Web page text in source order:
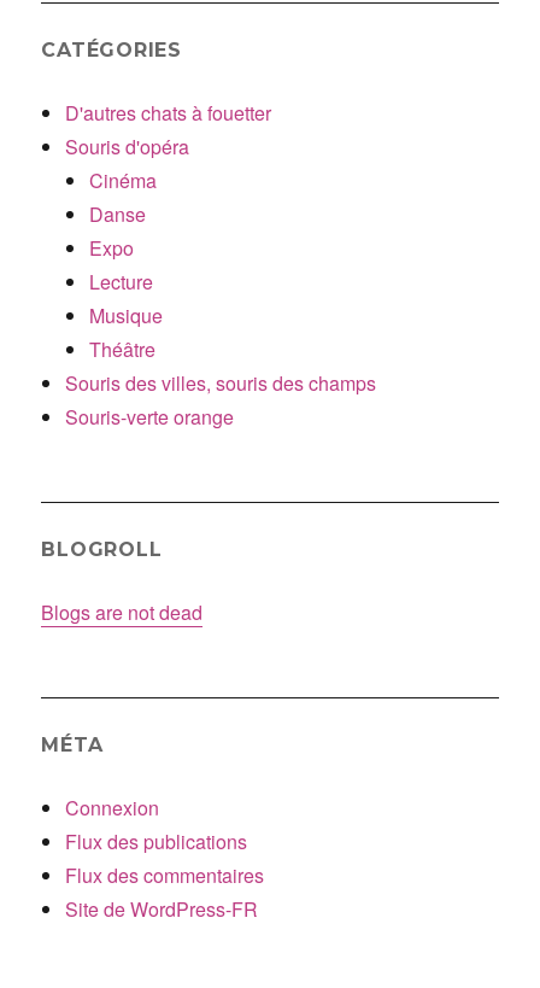
CATÉGORIES
D'autres chats à fouetter
Souris d'opéra
Cinéma
Danse
Expo
Lecture
Musique
Théâtre
Souris des villes, souris des champs
Souris-verte orange
BLOGROLL
Blogs are not dead
MÉTA
Connexion
Flux des publications
Flux des commentaires
Site de WordPress-FR